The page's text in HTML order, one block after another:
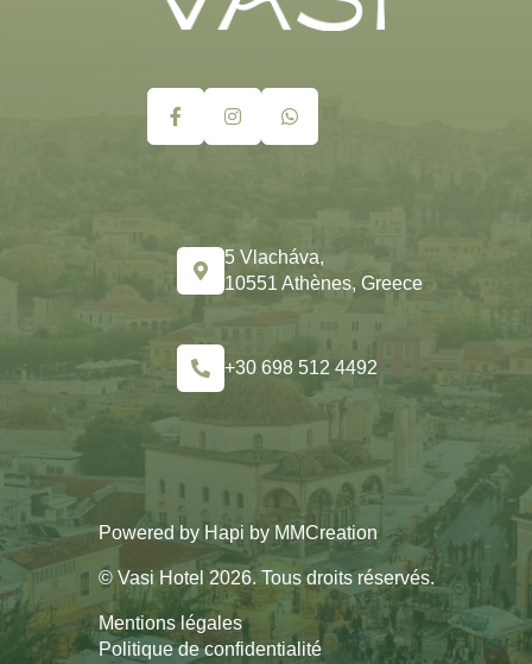
5 Vlacháva,
10551 Athènes, Greece
+30 698 512 4492
Powered by Hapi by MMCreation
© Vasi Hotel 2026. Tous droits réservés.
Mentions légales
Politique de confidentialité